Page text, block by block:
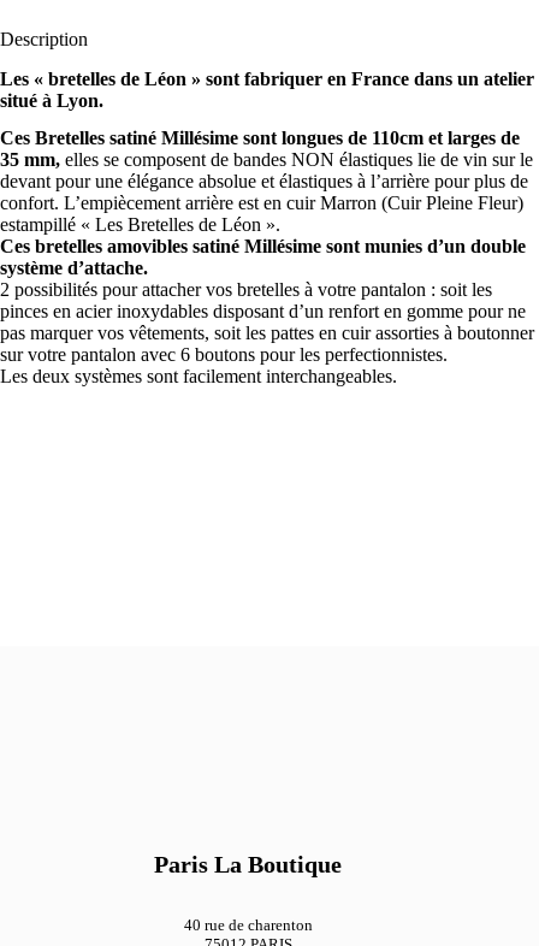
Description
Les « bretelles de Léon » sont fabriquer en France dans un atelier
situé à Lyon.
Ces Bretelles satiné Millésime sont longues de 110cm et larges de
35 mm, elles se composent de bandes NON élastiques lie de vin sur le
devant pour une élégance absolue et élastiques à l’arrière pour plus de
confort. L’empiècement arrière est en cuir Marron (Cuir Pleine Fleur)
estampillé « Les Bretelles de Léon ».
Ces bretelles amovibles satiné Millésime sont munies d’un double
système d’attache.
2 possibilités pour attacher vos bretelles à votre pantalon : soit les
pinces en acier inoxydables disposant d’un renfort en gomme pour ne
pas marquer vos vêtements, soit les pattes en cuir assorties à boutonner
sur votre pantalon avec 6 boutons pour les perfectionnistes.
Les deux systèmes sont facilement interchangeables.
Paris La Boutique
40 rue de charenton